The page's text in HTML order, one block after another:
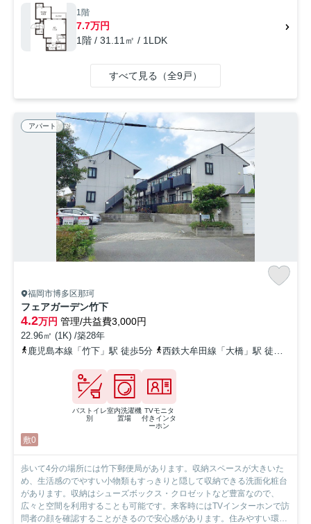
1階
7.7万円
1階 / 31.11㎡ / 1LDK
すべて見る（全9戸）
アパート
福岡市博多区那珂
フェアガーデン竹下
4.2万円 管理/共益費3,000円
22.96㎡ (1K) /築28年
鹿児島本線「竹下」駅 徒歩5分
西鉄大牟田線「大橋」駅 徒歩22分
バストイレ
別
室内洗濯機
置場
TVモニタ
付きインタ
ーホン
敷0
歩いて4分の場所には竹下郵便局があります。収納スペースが大きいた
め、生活感のでやすい小物類もすっきりと隠して収納できる洗面化粧台
があります。収納はシューズボックス・クロゼットなど豊富なので、
広々と空間を利用することも可能です。来客時にはTVインターホンで訪
問者の顔を確認することがきるので安心感があります。住みやすい環境